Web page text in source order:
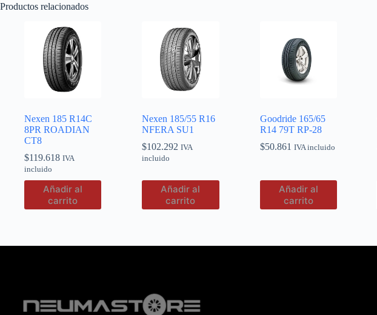
Productos relacionados
Nexen 185 R14C
8PR ROADIAN
CT8
$119.618 IVA
incluido
Añadir al
carrito
Nexen 185/55 R16
NFERA SU1
$102.292 IVA
incluido
Añadir al
carrito
Goodride 165/65
R14 79T RP-28
$50.861 IVA incluido
Añadir al
carrito